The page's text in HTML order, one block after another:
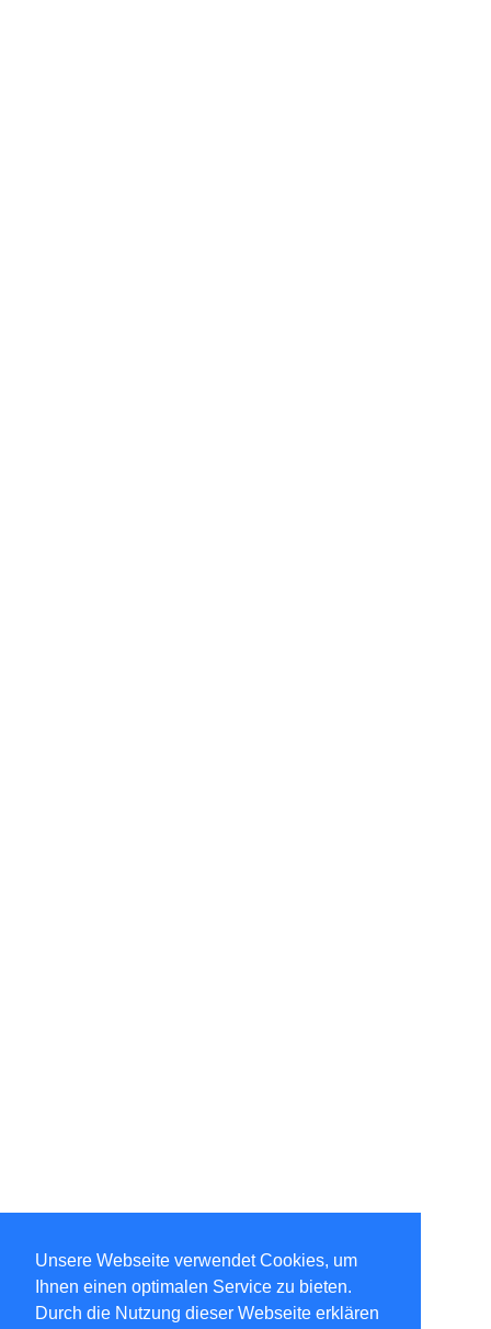
Unsere Webseite verwendet Cookies, um
Ihnen einen optimalen Service zu bieten.
Durch die Nutzung dieser Webseite erklären